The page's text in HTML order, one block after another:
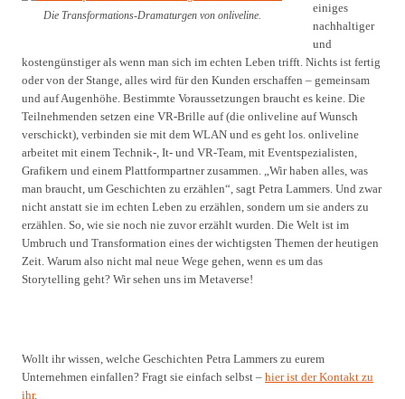
Die Transformations-Dramaturgen von onliveline.
einiges
nachhaltiger
und
kostengünstiger als wenn man sich im echten Leben trifft. Nichts ist fertig
oder von der Stange, alles wird für den Kunden erschaffen – gemeinsam
und auf Augenhöhe. Bestimmte Voraussetzungen braucht es keine. Die
Teilnehmenden setzen eine VR-Brille auf (die onliveline auf Wunsch
verschickt), verbinden sie mit dem WLAN und es geht los. onliveline
arbeitet mit einem Technik-, It- und VR-Team, mit Eventspezialisten,
Grafikern und einem Plattformpartner zusammen. „Wir haben alles, was
man braucht, um Geschichten zu erzählen“, sagt Petra Lammers. Und zwar
nicht anstatt sie im echten Leben zu erzählen, sondern um sie anders zu
erzählen. So, wie sie noch nie zuvor erzählt wurden. Die Welt ist im
Umbruch und Transformation eines der wichtigsten Themen der heutigen
Zeit. Warum also nicht mal neue Wege gehen, wenn es um das
Storytelling geht? Wir sehen uns im Metaverse!
Wollt ihr wissen, welche Geschichten Petra Lammers zu eurem
Unternehmen einfallen? Fragt sie einfach selbst – hier ist der Kontakt zu
ihr.